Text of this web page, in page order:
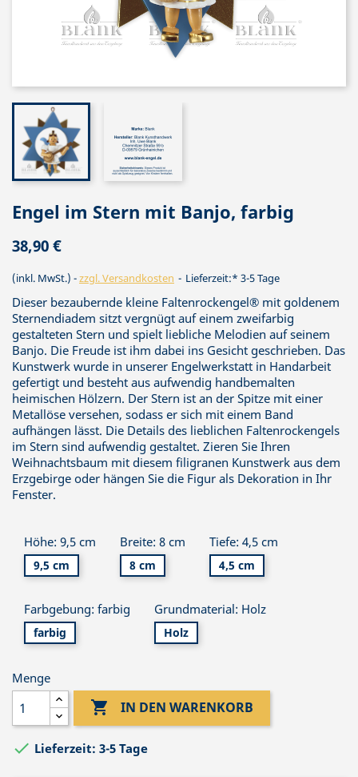
Engel im Stern mit Banjo, farbig
38,90 €
(inkl. MwSt.) zzgl. Versandkosten Lieferzeit:* 3-5 Tage
Dieser bezaubernde kleine Faltenrockengel® mit goldenem
Sternendiadem sitzt vergnügt auf einem zweifarbig
gestalteten Stern und spielt liebliche Melodien auf seinem
Banjo. Die Freude ist ihm dabei ins Gesicht geschrieben. Das
Kunstwerk wurde in unserer Engelwerkstatt in Handarbeit
gefertigt und besteht aus aufwendig handbemalten
heimischen Hölzern. Der Stern ist an der Spitze mit einer
Metallöse versehen, sodass er sich mit einem Band
aufhängen lässt. Die Details des lieblichen Faltenrockengels
im Stern sind aufwendig gestaltet. Zieren Sie Ihren
Weihnachtsbaum mit diesem filigranen Kunstwerk aus dem
Erzgebirge oder hängen Sie die Figur als Dekoration in Ihr
Fenster.
Höhe: 9,5 cm
9,5 cm
Breite: 8 cm
8 cm
Tiefe: 4,5 cm
4,5 cm
Farbgebung: farbig
farbig
Grundmaterial: Holz
Holz
Menge
 IN DEN WARENKORB
 Lieferzeit: 3-5 Tage